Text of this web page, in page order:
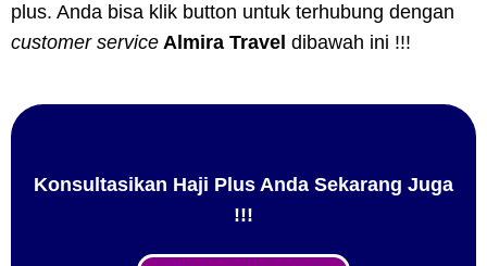
plus. Anda bisa klik button untuk terhubung dengan
customer service Almira Travel dibawah ini !!!
Konsultasikan Haji Plus Anda Sekarang Juga
!!!